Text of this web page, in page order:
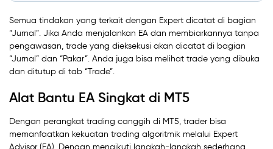
Semua tindakan yang terkait dengan Expert dicatat di bagian
“Jurnal”. Jika Anda menjalankan EA dan membiarkannya tanpa
pengawasan, trade yang dieksekusi akan dicatat di bagian
“Jurnal” dan “Pakar”. Anda juga bisa melihat trade yang dibuka
dan ditutup di tab “Trade”.
Alat Bantu EA Singkat di MT5
Dengan perangkat trading canggih di MT5, trader bisa
memanfaatkan kekuatan trading algoritmik melalui Expert
Advisor (EA). Dengan mengikuti langkah-langkah sederhana